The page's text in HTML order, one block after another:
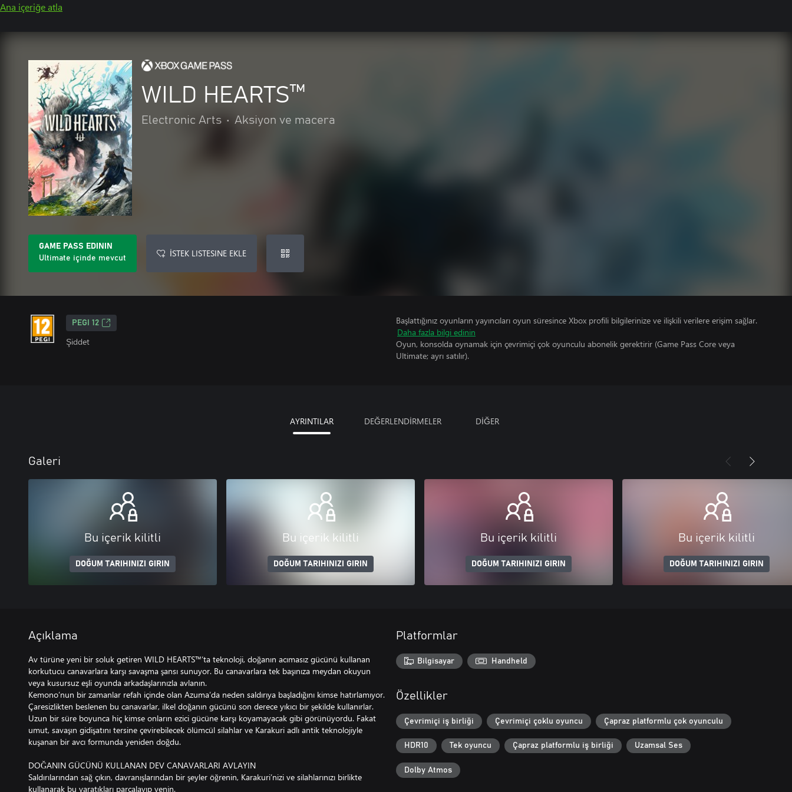
Ana içeriğe atla
WILD HEARTS™
Electronic Arts • Aksiyon ve macera
GAME PASS EDININ
Ultimate içinde mevcut
İSTEK LISTESINE EKLE
PEGI 12
Şiddet
Başlattığınız oyunların yayıncıları oyun süresince Xbox profili bilgilerinize ve ilişkili verilere erişim sağlar.
Daha fazla bilgi edinin
Oyun, konsolda oynamak için çevrimiçi çok oyunculu abonelik gerektirir (Game Pass Core veya
Ultimate; ayrı satılır).
AYRINTILAR DEĞERLENDİRMELER DİĞER
Galeri
Bu içerik kilitli
DOĞUM TARIHINIZI GIRIN
Bu içerik kilitli
DOĞUM TARIHINIZI GIRIN
Bu içerik kilitli
DOĞUM TARIHINIZI GIRIN
Bu içerik kilitli
DOĞUM TARIHINIZI GIRIN
Açıklama
Av türüne yeni bir soluk getiren WILD HEARTS™’ta teknoloji, doğanın acımasız gücünü kullanan
korkutucu canavarlara karşı savaşma şansı sunuyor. Bu canavarlara tek başınıza meydan okuyun
veya kusursuz eşli oyunda arkadaşlarınızla avlanın.
Kemono’nun bir zamanlar refah içinde olan Azuma’da neden saldırıya başladığını kimse hatırlamıyor.
Çaresizlikten beslenen bu canavarlar, ilkel doğanın gücünü son derece yıkıcı bir şekilde kullanırlar.
Uzun bir süre boyunca hiç kimse onların ezici gücüne karşı koyamayacak gibi görünüyordu. Fakat
umut, savaşın gidişatını tersine çevirebilecek ölümcül silahlar ve Karakuri adlı antik teknolojiyle
kuşanan bir avcı formunda yeniden doğdu.
DOĞANIN GÜCÜNÜ KULLANAN DEV CANAVARLARI AVLAYIN
Saldırılarından sağ çıkın, davranışlarından bir şeyler öğrenin, Karakuri’nizi ve silahlarınızı birlikte
kullanarak bu yaratıkları parçalayıp yenin.
Platformlar
Bilgisayar Handheld
Özellikler
Çevrimiçi iş birliği Çevrimiçi çoklu oyuncu Çapraz platformlu çok oyunculu
HDR10 Tek oyuncu Çapraz platformlu iş birliği Uzamsal Ses
Dolby Atmos